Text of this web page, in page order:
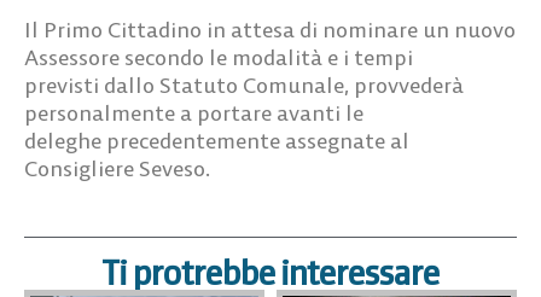
Il Primo Cittadino in attesa di nominare un nuovo
Assessore secondo le modalità e i tempi
previsti dallo Statuto Comunale, provvederà
personalmente a portare avanti le
deleghe precedentemente assegnate al
Consigliere Seveso.
Ti protrebbe interessare